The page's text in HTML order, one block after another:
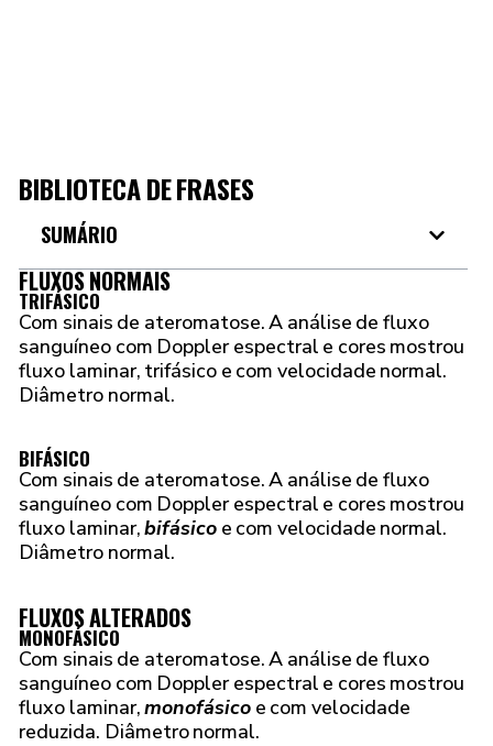
BIBLIOTECA DE FRASES​​
SUMÁRIO
FLUXOS NORMAIS
TRIFÁSICO
Com sinais de ateromatose. A análise de fluxo
sanguíneo com Doppler espectral e cores mostrou
fluxo laminar, trifásico e com velocidade normal.
Diâmetro normal.
BIFÁSICO
Com sinais de ateromatose. A análise de fluxo
sanguíneo com Doppler espectral e cores mostrou
fluxo laminar,bifásicoe com velocidade normal.
Diâmetro normal.
FLUXOS ALTERADOS
MONOFÁSICO
Com sinais de ateromatose. A análise de fluxo
sanguíneo com Doppler espectral e cores mostrou
fluxo laminar,monofásicoe com velocidade
reduzida. Diâmetro normal.